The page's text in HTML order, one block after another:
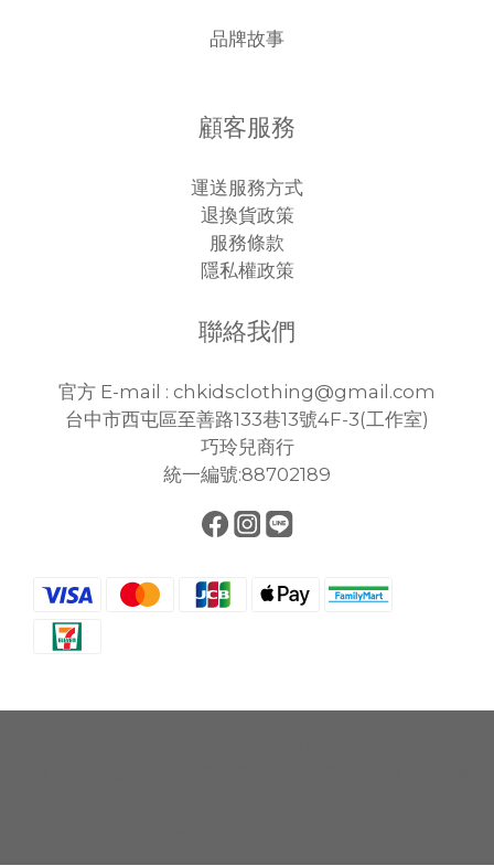
品牌故事
顧客服務
運送服務方式
退換貨政策
服務條款
隱私權政策
聯絡我們
官方 E-mail : chkidsclothing@gmail.com
台中市西屯區至善路133巷13號4F-3(工作室)
巧玲兒商行
統一編號:88702189